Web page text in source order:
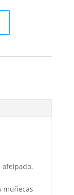
afelpado.
muñecas